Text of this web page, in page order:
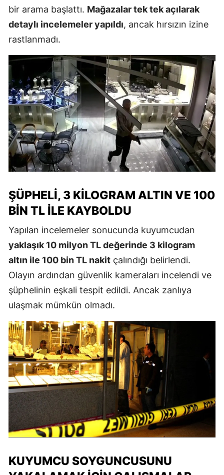
bir arama başlattı. Mağazalar tek tek açılarak
detaylı incelemeler yapıldı, ancak hırsızın izine
rastlanmadı.
ŞÜPHELI, 3 KILOGRAM ALTIN VE 100
BIN TL ILE KAYBOLDU
Yapılan incelemeler sonucunda kuyumcudan
yaklaşık 10 milyon TL değerinde 3 kilogram
altın ile 100 bin TL nakit çalındığı belirlendi.
Olayın ardından güvenlik kameraları incelendi ve
şüphelinin eşkali tespit edildi. Ancak zanlıya
ulaşmak mümkün olmadı.
KUYUMCU SOYGUNCUSUNU